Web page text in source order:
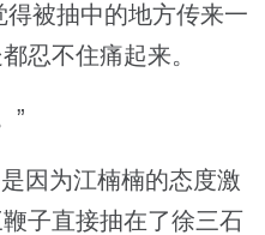
被抽中的地方传来一
忍不住痛起来。
”
因为江楠楠的态度激
子直接抽在了徐三石